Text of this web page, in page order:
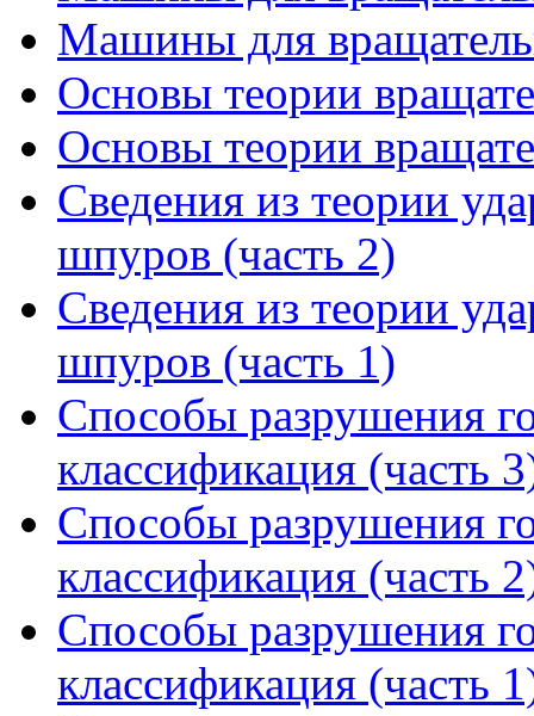
Машины для
Основы теории
Основы теории
Сведения из теории
шпуров (часть 2)
Сведения из теории
шпуров (часть 1)
Способы разрушения
классификация (часть
Способы разрушения
классификация (часть
Способы разрушения
классификация (часть